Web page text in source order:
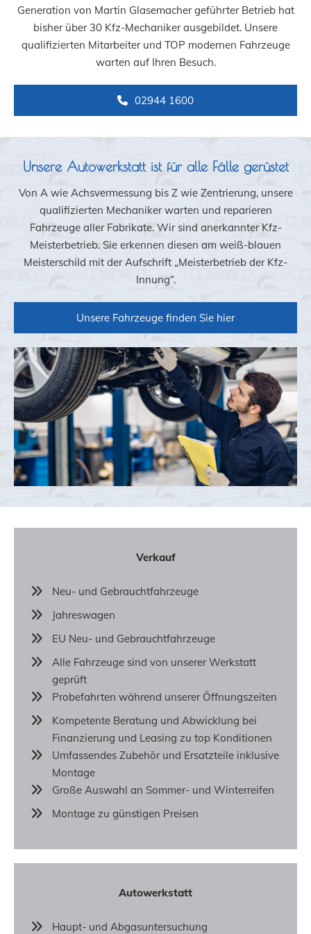
Generation von Martin Glasemacher geführter Betrieb hat
bisher über 30 Kfz-Mechaniker ausgebildet. Unsere
qualifizierten Mitarbeiter und TOP modernen Fahrzeuge
warten auf Ihren Besuch.
02944 1600
Unsere Autowerkstatt ist für alle Fälle gerüstet
Von A wie Achsvermessung bis Z wie Zentrierung, unsere
qualifizierten Mechaniker warten und reparieren
Fahrzeuge aller Fabrikate. Wir sind anerkannter Kfz-
Meisterbetrieb. Sie erkennen diesen am weiß-blauen
Meisterschild mit der Aufschrift „Meisterbetrieb der Kfz-
Innung“.
Unsere Fahrzeuge finden Sie hier
Verkauf
Neu- und Gebrauchtfahrzeuge
Jahreswagen
EU Neu- und Gebrauchtfahrzeuge
Alle Fahrzeuge sind von unserer Werkstatt
geprüft
Probefahrten während unserer Öffnungszeiten
Kompetente Beratung und Abwicklung bei
Finanzierung und Leasing zu top Konditionen
Umfassendes Zubehör und Ersatzteile inklusive
Montage
Große Auswahl an Sommer- und Winterreifen
Montage zu günstigen Preisen
Autowerkstatt
Haupt- und Abgasuntersuchung